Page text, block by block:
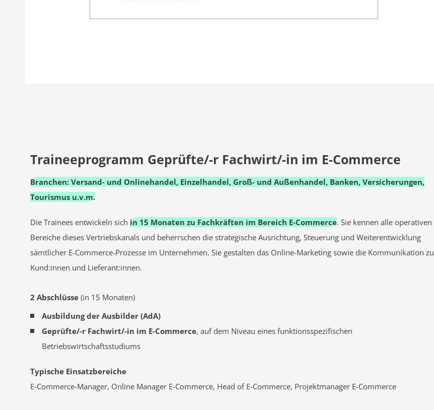
Traineeprogramm Geprüfte/-r Fachwirt/-in im E-Commerce
Branchen: Versand- und Onlinehandel, Einzelhandel, Groß- und Außenhandel, Banken, Versicherungen,
Tourismus u.v.m.
Die Trainees entwickeln sich in 15 Monaten zu Fachkräften im Bereich E-Commerce. Sie kennen alle operativen
Bereiche dieses Vertriebskanals und beherrschen die strategische Ausrichtung, Steuerung und Weiterentwicklung
sämtlicher E-Commerce-Prozesse im Unternehmen. Sie gestalten das Online-Marketing sowie die Kommunikation zu
Kund:innen und Lieferant:innen.
2 Abschlüsse (in 15 Monaten)
Ausbildung der Ausbilder (AdA)
Geprüfte/-r Fachwirt/-in im E-Commerce, auf dem Niveau eines funktionsspezifischen
Betriebswirtschaftsstudiums
Typische Einsatzbereiche
E-Commerce-Manager, Online Manager E-Commerce, Head of E-Commerce, Projektmanager E-Commerce